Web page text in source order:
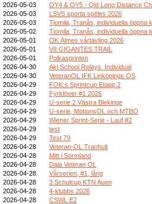
2026-05-03
OY4 & OY5 - Qld Long Distance
2026-05-03
LSVS sporta spēles 2026
2026-05-03
Tiomila, Tranås, individuella öppna
2026-05-02
Tiomila, Tranås, individuella öppna
2026-05-01
OK Älmes vårtävling 2026
2026-05-01
VII GIGANTES TRAIL
2026-05-01
Polkasprinten
2026-04-30
Akl School Relays_Individual
2026-04-30
VeteranOL IFK Linköpings OS
2026-04-29
FOK:s Sprintcup Etapp 2
2026-04-29
Fyrklöver #1 2026
2026-04-29
U-serie 2 Västra Blekinge
2026-04-29
U-serie, MotionsOL och MTBO
2026-04-29
Wiener Sprint-Serie - Lauf #2
2026-04-29
test
2026-04-29
Test 79
2026-04-28
Veteran-OL Tranhult
2026-04-28
Mitt i Sörmland
2026-04-28
Dala Veteran OL
2026-04-28
Vårserien, #1, lång
2026-04-28
3.Schulcup KTN Auen
2026-04-28
4-klubbs 2026
2026-04-28
CSWL E2